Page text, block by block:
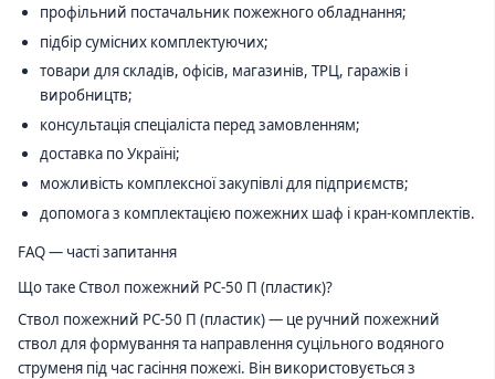
профільний постачальник пожежного обладнання;
підбір сумісних комплектуючих;
товари для складів, офісів, магазинів, ТРЦ, гаражів і
виробництв;
консультація спеціаліста перед замовленням;
доставка по Україні;
можливість комплексної закупівлі для підприємств;
допомога з комплектацією пожежних шаф і кран-комплектів.
FAQ — часті запитання
Що таке Ствол пожежний РС-50 П (пластик)?
Ствол пожежний РС-50 П (пластик) — це ручний пожежний
ствол для формування та направлення суцільного водяного
струменя під час гасіння пожежі. Він використовується з